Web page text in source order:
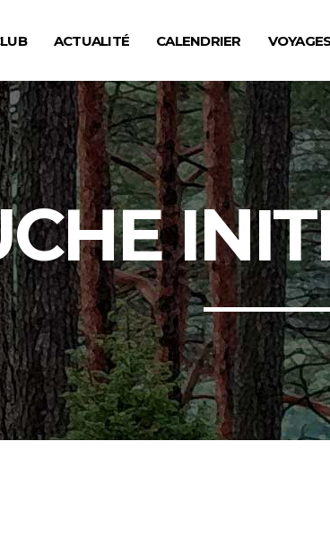
ACTUALITÉ CALENDRIER